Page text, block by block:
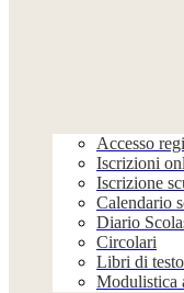
Accesso
Iscrizioni
Iscrizione
Calendario
Diario
Circolari
Libri di testo
Modulistica